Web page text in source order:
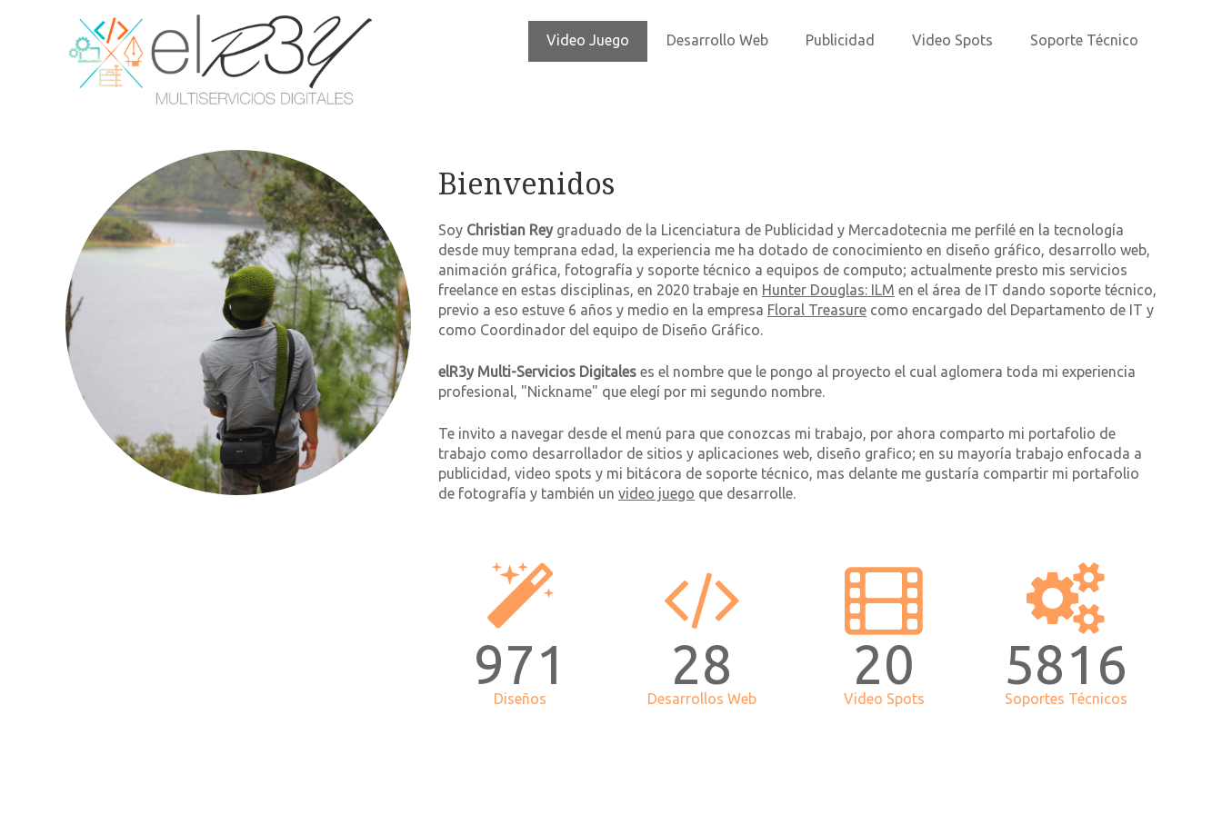
Video Juego Desarrollo Web Publicidad Video Spots Soporte Técnico
Bienvenidos
Soy Christian Reygraduado de la Licenciatura de Publicidad y Mercadotecnia me perfilé en la tecnología
desde muy temprana edad, la experiencia me ha dotado de conocimiento en diseño gráfico, desarrollo web,
animación gráfica, fotografía y soporte técnico a equipos de computo; actualmente presto mis servicios
freelance en estas disciplinas, en 2020 trabaje en Hunter Douglas: ILM en el área de IT dando soporte técnico,
previo a eso estuve 6 años y medio en la empresa Floral Treasure como encargado del Departamento de IT y
como Coordinador del equipo de Diseño Gráfico.
elR3y Multi-Servicios Digitales es el nombre que le pongo al proyecto el cual aglomera toda mi experiencia
profesional, "Nickname" que elegí por mi segundo nombre.
Te invito a navegar desde el menú para que conozcas mi trabajo, por ahora comparto mi portafolio de
trabajo como desarrollador de sitios y aplicaciones web, diseño grafico; en su mayoría trabajo enfocada a
publicidad, video spots y mi bitácora de soporte técnico, mas delante me gustaría compartir mi portafolio
de fotografía y también un video juego que desarrolle.
1054
Diseños
30
Desarrollos Web
22
Video Spots
6315
Soportes Técnicos